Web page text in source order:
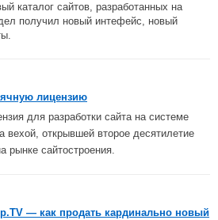
каталог сайтов, разработанных на
получил новый интефейс, новый
лицензию
для разработки сайта на системе
вехой, открывшей второе десятилетие
рынке сайтостроения.
― как продать кардинально новый